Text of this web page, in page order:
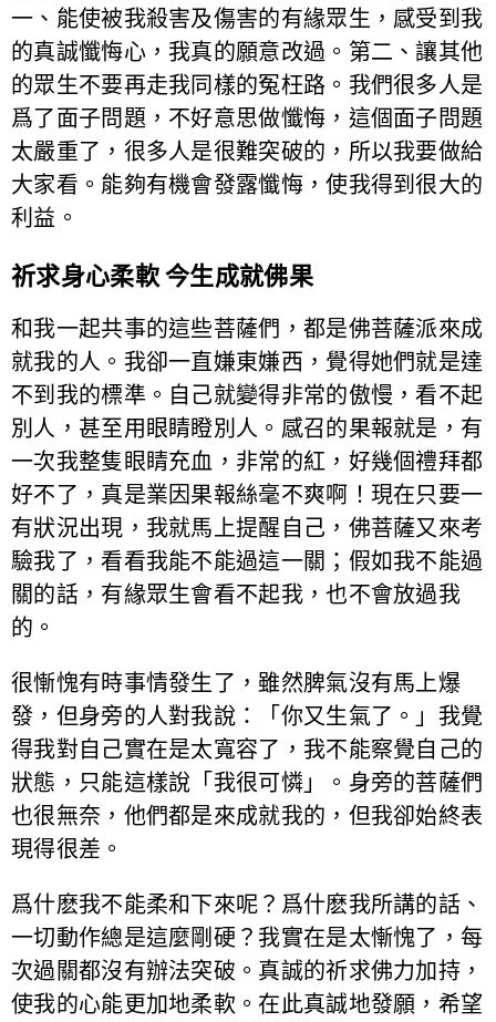
一、能使被我殺害及傷害的有緣眾生，感受到我
的真誠懺悔心，我真的願意改過。第二、讓其他
的眾生不要再走我同樣的冤枉路。我們很多人是
爲了面子問題，不好意思做懺悔，這個面子問題
太嚴重了，很多人是很難突破的，所以我要做給
大家看。能夠有機會發露懺悔，使我得到很大的
利益。
祈求身心柔軟 今生成就佛果
和我一起共事的這些菩薩們，都是佛菩薩派來成
就我的人。我卻一直嫌東嫌西，覺得她們就是達
不到我的標準。自己就變得非常的傲慢，看不起
別人，甚至用眼睛瞪別人。感召的果報就是，有
一次我整隻眼睛充血，非常的紅，好幾個禮拜都
好不了，真是業因果報絲毫不爽啊！現在只要一
有狀況出現，我就馬上提醒自己，佛菩薩又來考
驗我了，看看我能不能過這一關；假如我不能過
關的話，有緣眾生會看不起我，也不會放過我
的。
很慚愧有時事情發生了，雖然脾氣沒有馬上爆
發，但身旁的人對我說：「你又生氣了。」我覺
得我對自己實在是太寬容了，我不能察覺自己的
狀態，只能這樣說「我很可憐」。身旁的菩薩們
也很無奈，他們都是來成就我的，但我卻始終表
現得很差。
爲什麽我不能柔和下來呢？爲什麽我所講的話、
一切動作總是這麼剛硬？我實在是太慚愧了，每
次過關都沒有辦法突破。真誠的祈求佛力加持，
使我的心能更加地柔軟。在此真誠地發願，希望